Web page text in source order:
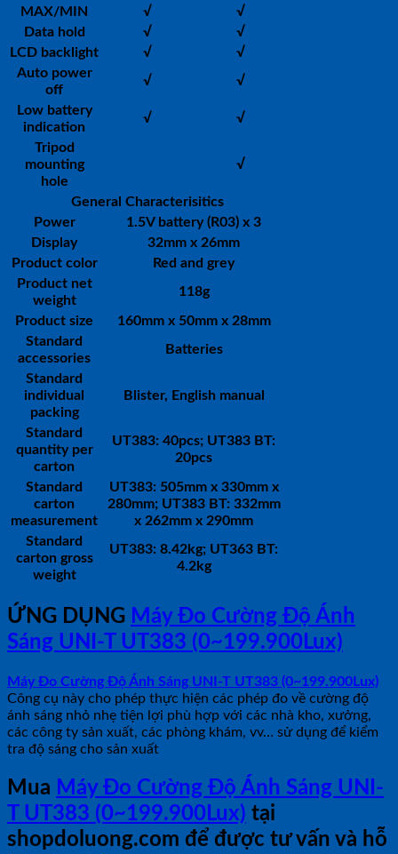
MAX/MIN √
√
Data hold
√
√
LCD backlight
√
√
Auto power
off
√ √
Low battery
indication
√ √
Tripod
mounting
hole
√
General Characterisitics
Power
1.5V battery (R03) x 3
Display
32mm x 26mm
Product color
Red and grey
Product net
weight
118g
Product size
160mm x 50mm x 28mm
Standard
accessories
Batteries
Standard
individual
packing
Blister, English manual
Standard
quantity per
carton
UT383: 40pcs; UT383 BT:
20pcs
Standard
carton
measurement
UT383: 505mm x 330mm x
280mm; UT383 BT: 332mm
x 262mm x 290mm
Standard
carton gross
weight
UT383: 8.42kg; UT363 BT:
4.2kg
ỨNG DỤNG Máy Đo Cường Độ Ánh
Sáng UNI-T UT383 (0~199.900Lux)
Máy Đo Cường Độ Ánh Sáng UNI-T UT383 (0~199.900Lux)
Công cụ này cho phép thực hiện các phép đo về cường độ
ánh sáng nhỏ nhẹ tiện lợi phù hợp với các nhà kho, xưởng,
các công ty sản xuất, các phòng khám, vv… sử dụng để kiểm
tra độ sáng cho sản xuất
Mua Máy Đo Cường Độ Ánh Sáng UNI-
T UT383 (0~199.900Lux) tại
shopdoluong.com để được tư vấn và hỗ